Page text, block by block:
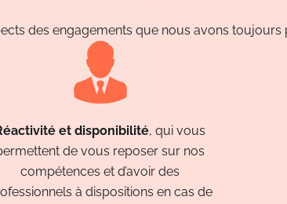
des engagements que nous avons toujours
et disponibilité, qui vous
de vous reposer sur nos
compétences et d’avoir des
à dispositions en cas de